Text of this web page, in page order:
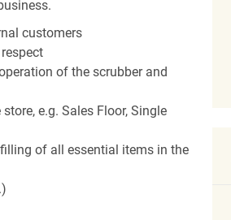
customers
of the scrubber and
e.g. Sales Floor, Single
of all essential items in the